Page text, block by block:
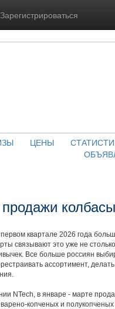
Зарегистрироваться
ЦЕНЫ
колбасы
квартале 2026 года
связывают это уже не
Все больше россиян
ассортимент,
NTech, в январе - марте
копченых и